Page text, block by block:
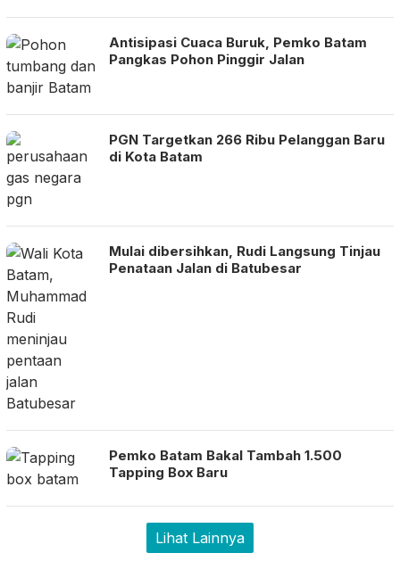
Antisipasi Cuaca Buruk, Pemko Batam
Pangkas Pohon Pinggir Jalan
PGN Targetkan 266 Ribu Pelanggan Baru
di Kota Batam
Mulai dibersihkan, Rudi Langsung Tinjau
Penataan Jalan di Batubesar
Pemko Batam Bakal Tambah 1.500
Tapping Box Baru
Lihat Lainnya